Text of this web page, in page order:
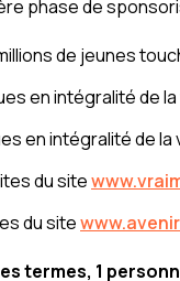
phase de
de jeunes
en intégralité de
en intégralité de
du site
du site
termes, 1